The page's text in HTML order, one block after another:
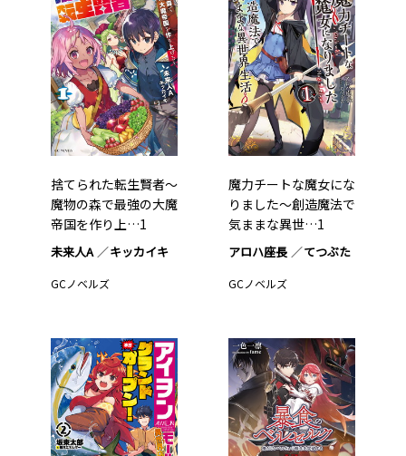
捨てられた転生賢者～
魔物の森で最強の大魔
帝国を作り上…1
未来人A キッカイキ
GCノベルズ
魔力チートな魔女にな
りました～創造魔法で
気ままな異世…1
アロハ座長 てつぶた
GCノベルズ